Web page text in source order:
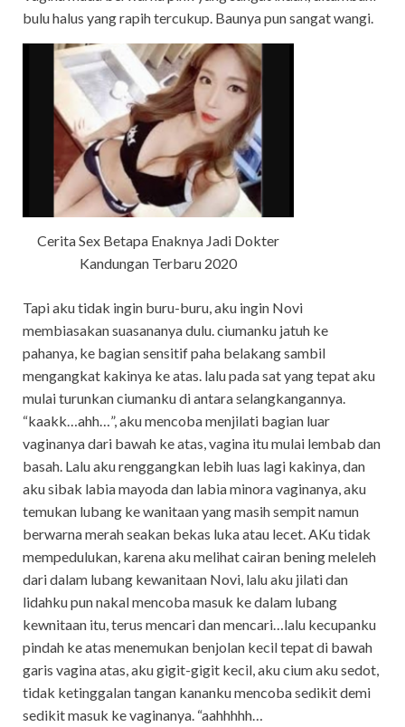
bulu halus yang rapih tercukup. Baunya pun sangat wangi.
Cerita Sex Betapa Enaknya Jadi Dokter
Kandungan Terbaru 2020
Tapi aku tidak ingin buru-buru, aku ingin Novi
membiasakan suasananya dulu. ciumanku jatuh ke
pahanya, ke bagian sensitif paha belakang sambil
mengangkat kakinya ke atas. lalu pada sat yang tepat aku
mulai turunkan ciumanku di antara selangkangannya.
“kaakk…ahh…”, aku mencoba menjilati bagian luar
vaginanya dari bawah ke atas, vagina itu mulai lembab dan
basah. Lalu aku renggangkan lebih luas lagi kakinya, dan
aku sibak labia mayoda dan labia minora vaginanya, aku
temukan lubang ke wanitaan yang masih sempit namun
berwarna merah seakan bekas luka atau lecet. AKu tidak
mempedulukan, karena aku melihat cairan bening meleleh
dari dalam lubang kewanitaan Novi, lalu aku jilati dan
lidahku pun nakal mencoba masuk ke dalam lubang
kewnitaan itu, terus mencari dan mencari…lalu kecupanku
pindah ke atas menemukan benjolan kecil tepat di bawah
garis vagina atas, aku gigit-gigit kecil, aku cium aku sedot,
tidak ketinggalan tangan kananku mencoba sedikit demi
sedikit masuk ke vaginanya. “aahhhhh…